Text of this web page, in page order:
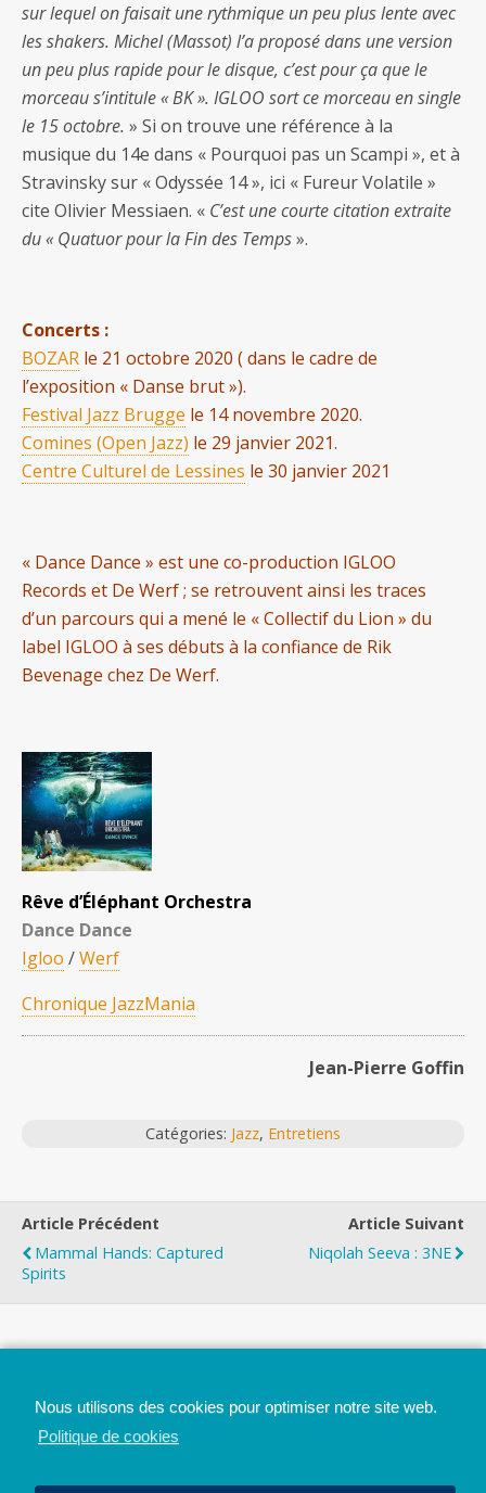
sur lequel on faisait une rythmique un peu plus lente avec
les shakers. Michel (Massot) l’a proposé dans une version
un peu plus rapide pour le disque, c’est pour ça que le
morceau s’intitule « BK ». IGLOO sort ce morceau en single
le 15 octobre. » Si on trouve une référence à la
musique du 14e dans « Pourquoi pas un Scampi », et à
Stravinsky sur « Odyssée 14 », ici « Fureur Volatile »
cite Olivier Messiaen. « C’est une courte citation extraite
du « Quatuor pour la Fin des Temps».
Concerts :
BOZAR le 21 octobre 2020 ( dans le cadre de
l’exposition « Danse brut »).
Festival Jazz Brugge le 14 novembre 2020.
Comines (Open Jazz) le 29 janvier 2021.
Centre Culturel de Lessines le 30 janvier 2021
« Dance Dance » est une co-production IGLOO
Records et De Werf ; se retrouvent ainsi les traces
d’un parcours qui a mené le « Collectif du Lion » du
label IGLOO à ses débuts à la confiance de Rik
Bevenage chez De Werf.
Rêve d’Éléphant Orchestra
Dance Dance
Igloo /Werf
Chronique JazzMania
Jean-Pierre Goffin
Catégories: Jazz, Entretiens
Article Précédent
Mammal Hands: Captured
Spirits
Article Suivant
Niqolah Seeva : 3NE
Nous utilisons des cookies pour optimiser notre site web.
Politique de cookies